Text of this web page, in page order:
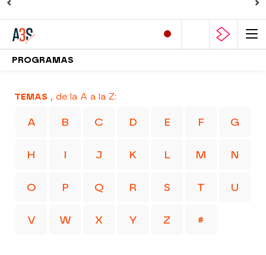
PROGRAMAS
TEMAS , de la A a la Z:
A B C D E F G
H I J K L M N
O P Q R S T U
V W X Y Z #